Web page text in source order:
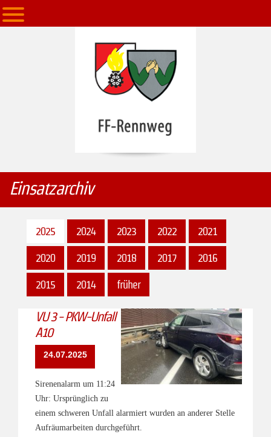
Einsatzarchiv
2025 2024 2023 2022 2021
2020 2019 2018 2017 2016
2015 2014 früher
VU 3 - PKW-Unfall
A10
24.07.2025
Sirenenalarm um 11:24
Uhr: Ursprünglich zu
einem schweren Unfall alarmiert wurden an anderer Stelle
Aufräumarbeiten durchgeführt.